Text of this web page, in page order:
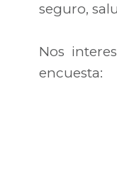
seguro,
Nos
encuesta: